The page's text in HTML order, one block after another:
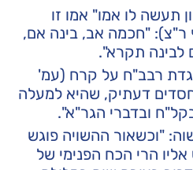
תעשה לו אמו" אמו זו
ר"צ): "חכמה אב, בינה אם,
לבינה תקרא".
רבב"ח על קרח (עמ'
חסדים דעתיק, שהיא למעלה
ובדברי הגר"א".
"וכשאור ההשויה פוגש
הרי הכח הפנימי של